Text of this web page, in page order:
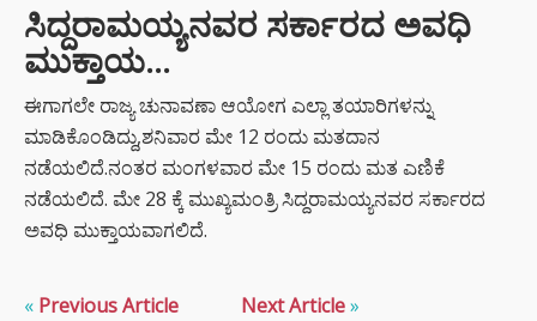
ಸಿದ್ದರಾಮಯ್ಯನವರ ಸರ್ಕಾರದ ಅವಧಿ
ಮುಕ್ತಾಯ…
ಈಗಾಗಲೇ ರಾಜ್ಯ ಚುನಾವಣಾ ಆಯೋಗ ಎಲ್ಲಾ ತಯಾರಿಗಳನ್ನು
ಮಾಡಿಕೊಂಡಿದ್ದು,ಶನಿವಾರ ಮೇ 12 ರಂದು ಮತದಾನ
ನಡೆಯಲಿದೆ.ನಂತರ ಮಂಗಳವಾರ ಮೇ 15 ರಂದು ಮತ ಎಣಿಕೆ
ನಡೆಯಲಿದೆ. ಮೇ 28 ಕ್ಕೆ ಮುಖ್ಯಮಂತ್ರಿ ಸಿದ್ದರಾಮಯ್ಯನವರ ಸರ್ಕಾರದ
ಅವಧಿ ಮುಕ್ತಾಯವಾಗಲಿದೆ.
« Previous Article Next Article»